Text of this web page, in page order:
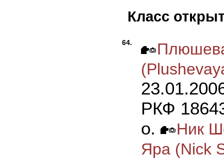
Класс
64.
РКФ
о.
Ник
Яра (Nick